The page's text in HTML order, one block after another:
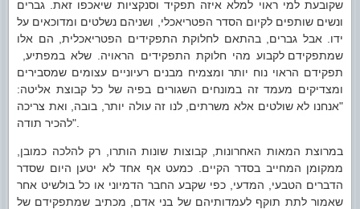
שקובעת למי ראוי למלא איזה תפקיד וסנקציות שיאכפו זאת. גברים
ונשים שותפים לקיום הסדר הפטריאכלי, ושניהם נשלטים ומדוכאים על
ידו. אבל גברים, בהתאם לחלוקת התפקידים הפטריאכלית, הם אלו
שמתפקידם לקבוע מהי חלוקת התפקידים הראויה. שלא במפתיע,
תפקידם הראוי נוח יותר ומצמיח מבנים רעיוניים עצומים שמסבירים
ומצדיקים מעמד זה במונחים השגורים בפיה של כל קבוצת אליטה:
"אנחנו לא שולטים אלא משרתים, לנו זה עולה יותר, בובה, ואת צריכה
להכיר תודה".
במרוצת המאות האחרונות, קבוצות שונות הותרו, רק להלכה כמובן,
ממקומן המחייב בסדר הקיים. כמעט אף אחד לא יטען היום שסדר
הדברים הטבעי, המדעי, כפי שקבע החבר הדמיוני או כל בולשיט אחר
שאמור לתת תוקף לעמדותיהם של בני אדם, מכתיב שמתפקידם של